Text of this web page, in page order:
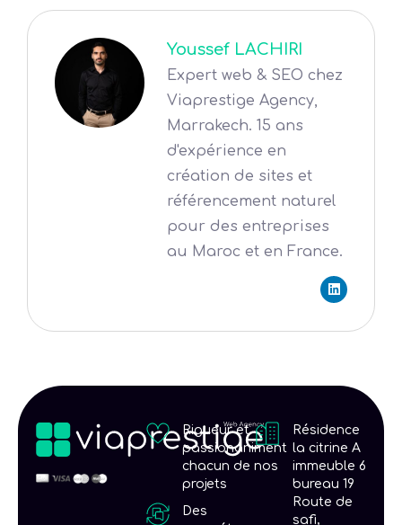
Youssef LACHIRI
Expert web & SEO chez
Viaprestige Agency,
Marrakech. 15 ans
d'expérience en
création de sites et
référencement naturel
pour des entreprises
au Maroc et en France.
L
i
e
Rigueur et
passionaniment
chacun de nos
projets
Des
Résidence
la citrine A
immeuble 6
bureau 19
Route de
safi,